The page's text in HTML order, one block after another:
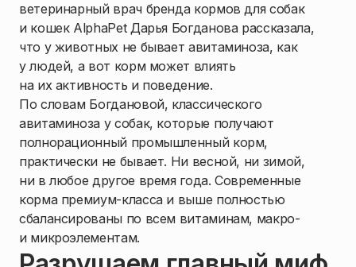
ветеринарный врач бренда кормов для собак
и кошек AlphaPet Дарья Богданова рассказала,
что у животных не бывает авитаминоза, как
у людей, а вот корм может влиять
на их активность и поведение.
По словам Богдановой, классического
авитаминоза у собак, которые получают
полнорационный промышленный корм,
практически не бывает. Ни весной, ни зимой,
ни в любое другое время года. Современные
корма премиум-класса и выше полностью
сбалансированы по всем витаминам, макро-
и микроэлементам.